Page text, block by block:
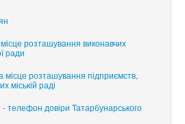
розташування виконавчих
ради
місце розташування підприємств,
міській раді
телефон довіри Татарбунарського